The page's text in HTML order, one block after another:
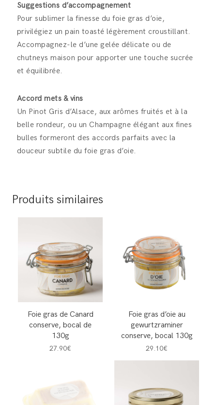
Suggestions d’accompagnement
Pour sublimer la finesse du foie gras d’oie,
privilégiez un pain toasté légèrement croustillant.
Accompagnez-le d’une gelée délicate ou de
chutneys maison pour apporter une touche sucrée
et équilibrée.
Accord mets & vins
Un Pinot Gris d’Alsace, aux arômes fruités et à la
belle rondeur, ou un Champagne élégant aux fines
bulles formeront des accords parfaits avec la
douceur subtile du foie gras d’oie.
Produits similaires
Foie gras de Canard
conserve, bocal de
130g
27.90€
Foie gras d’oie au
gewurtzraminer
conserve, bocal 130g
29.10€